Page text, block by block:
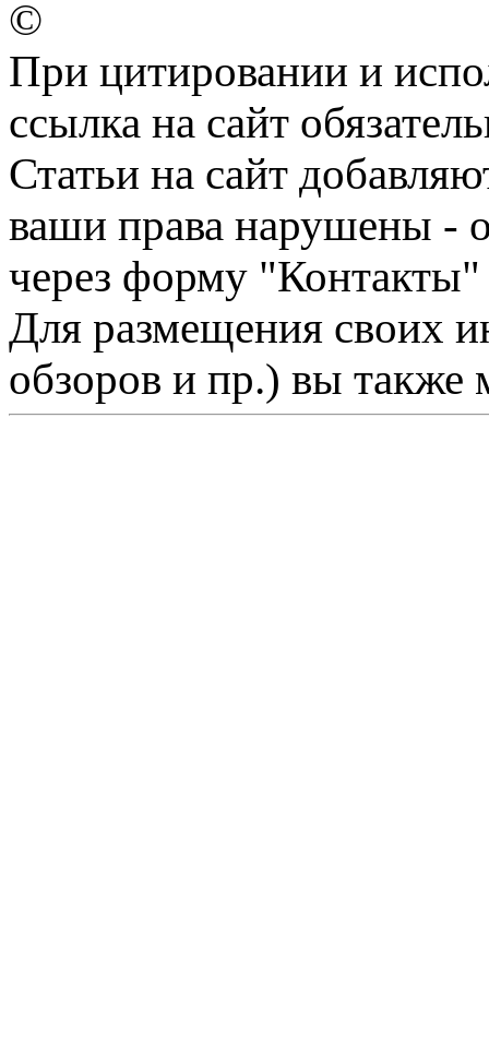
©
При цитировании и
ссылка на сайт
Статьи на сайт
ваши права нарушены -
через форму "Контакты"
Для размещения своих
обзоров и пр.) вы также